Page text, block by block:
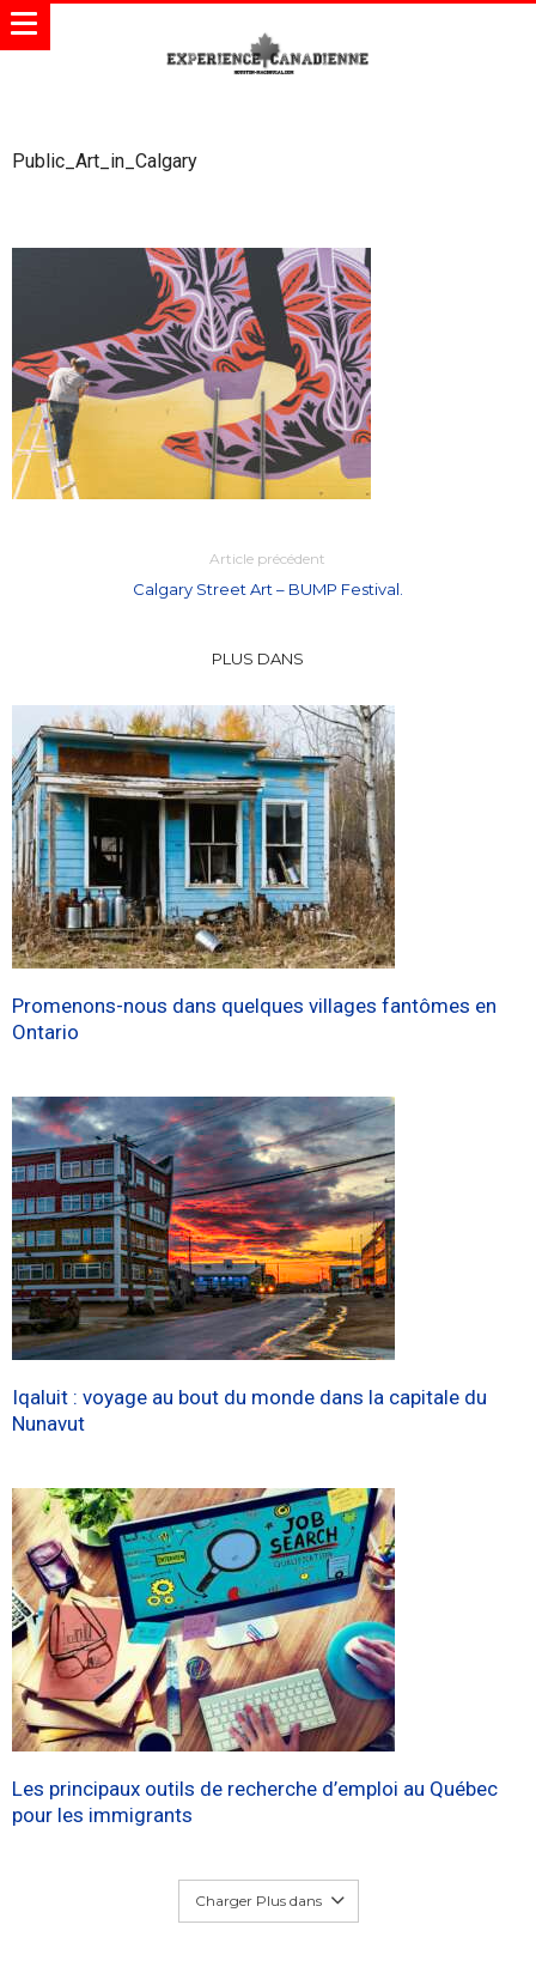
Public_Art_in_Calgary
Article précédent
Calgary Street Art – BUMP Festival.
PLUS DANS
Promenons-nous dans quelques villages fantômes en
Ontario
Iqaluit : voyage au bout du monde dans la capitale du
Nunavut
Les principaux outils de recherche d’emploi au Québec
pour les immigrants
Charger Plus dans